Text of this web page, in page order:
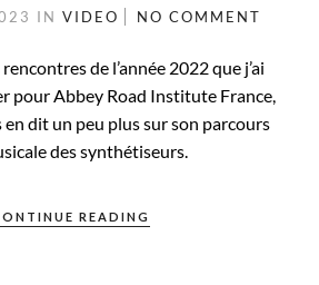
IN VIDEO NO COMMENT
de l’année 2022 que j’ai
pour Abbey Road Institute France,
en dit un peu plus sur son parcours
des synthétiseurs.
READING